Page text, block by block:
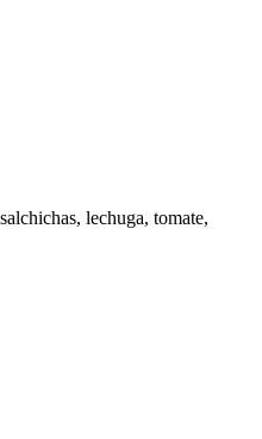
lechuga, tomate,